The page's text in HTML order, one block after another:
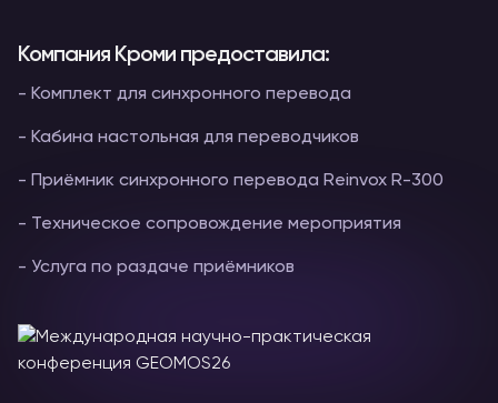
Компания Кроми предоставила:
- Комплект для синхронного перевода
- Кабина настольная для переводчиков
- Приёмник синхронного перевода Reinvox R-300
- Техническое сопровождение мероприятия
- Услуга по раздаче приёмников